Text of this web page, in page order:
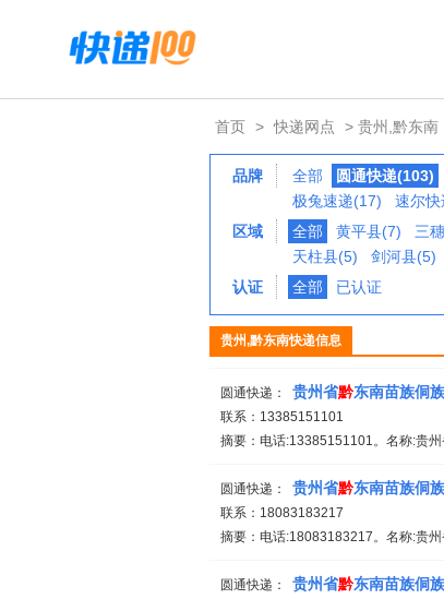
首页 > 快递网点 > 贵州,黔东南
品牌 全部 圆通快递(103)
极兔速递(17)
速尔
区域
全部 黄平县(7) 三
天柱县(5)
剑河县(5)
认证
全部 已认证
贵州,黔东南快递信息
圆通快递： 贵州省黔东南苗族侗
联系：13385151101
摘要：电话:13385151101。名称:贵州
圆通快递： 贵州省黔东南苗族侗
联系：18083183217
摘要：电话:18083183217。名称:贵州
圆通快递： 贵州省黔东南苗族侗